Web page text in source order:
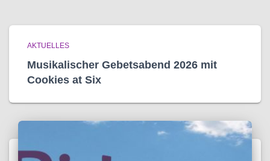
AKTUELLES
Musikalischer Gebetsabend 2026 mit
Cookies at Six